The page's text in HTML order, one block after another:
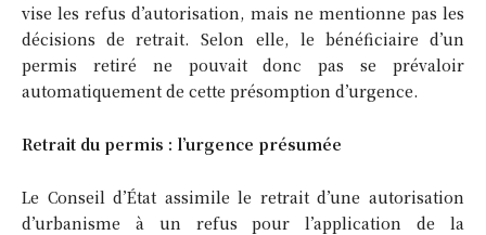
vise les refus d’autorisation, mais ne mentionne pas les
décisions de retrait. Selon elle, le bénéficiaire d’un
permis retiré ne pouvait donc pas se prévaloir
automatiquement de cette présomption d’urgence.
Retrait du permis : l’urgence présumée
Le Conseil d’État assimile le retrait d’une autorisation
d’urbanisme à un refus pour l’application de la